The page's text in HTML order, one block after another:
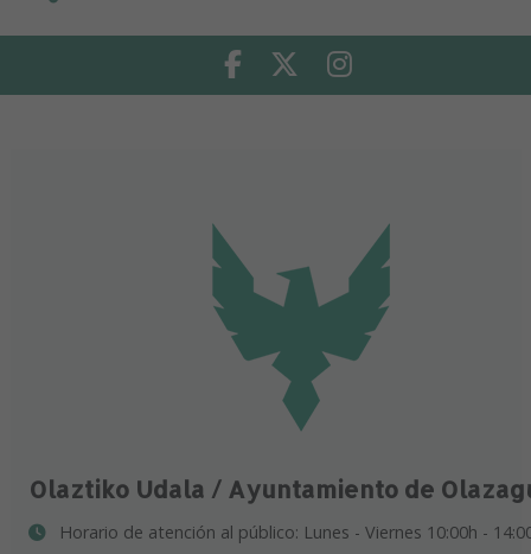
Facebook Twitter Instagram
Olaztiko Udala / Ayuntamiento de
Horario de atención al público: Lunes - Viernes 10:00h -